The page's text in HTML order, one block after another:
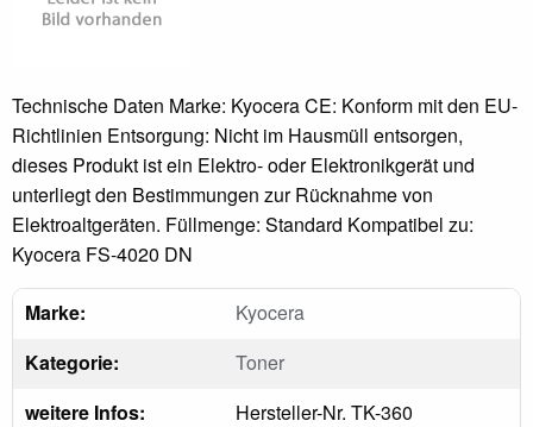
Technische Daten Marke: Kyocera CE: Konform mit den EU-
Richtlinien Entsorgung: Nicht im Hausmüll entsorgen,
dieses Produkt ist ein Elektro- oder Elektronikgerät und
unterliegt den Bestimmungen zur Rücknahme von
Elektroaltgeräten. Füllmenge: Standard Kompatibel zu:
Kyocera FS-4020 DN
Marke:
Kyocera
Kategorie:
Toner
weitere Infos:
Hersteller-Nr. TK-360